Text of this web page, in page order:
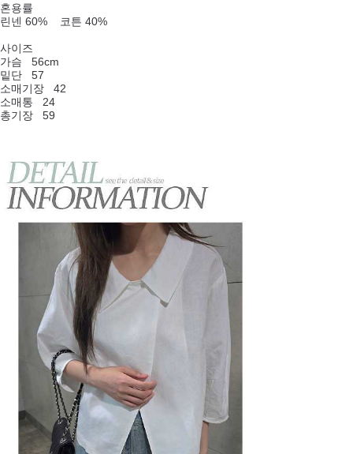
혼용률
린넨 60% 코튼 40%
사이즈
가슴 56cm
밑단 57
소매기장 42
소매통 24
총기장 59